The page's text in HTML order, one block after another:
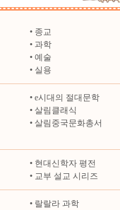
• 종교
• 과학
• 예술
• 실용
• e시대의 절대문학
• 살림클래식
• 살림중국문화총서
• 현대신학자 평전
• 교부 설교 시리즈
• 랄랄라 과학